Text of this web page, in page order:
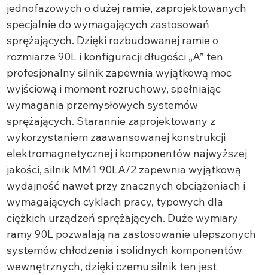
jednofazowych o dużej ramie, zaprojektowanych
specjalnie do wymagających zastosowań
sprężających. Dzięki rozbudowanej ramie o
rozmiarze 90L i konfiguracji długości „A” ten
profesjonalny silnik zapewnia wyjątkową moc
wyjściową i moment rozruchowy, spełniając
wymagania przemysłowych systemów
sprężających. Starannie zaprojektowany z
wykorzystaniem zaawansowanej konstrukcji
elektromagnetycznej i komponentów najwyższej
jakości, silnik MM1 90LA/2 zapewnia wyjątkową
wydajność nawet przy znacznych obciążeniach i
wymagających cyklach pracy, typowych dla
ciężkich urządzeń sprężających. Duże wymiary
ramy 90L pozwalają na zastosowanie ulepszonych
systemów chłodzenia i solidnych komponentów
wewnętrznych, dzięki czemu silnik ten jest